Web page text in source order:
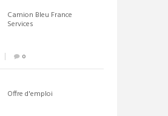
Camion Bleu France
Services
0
Offre d'emploi